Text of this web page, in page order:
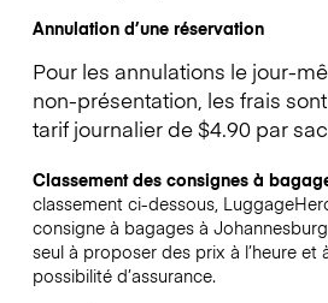
Annulation d’une réservation
Pour les annulations le jour-
non-présentation, les frais
tarif journalier de $4.90 par
Classement des consignes à
classement ci-dessous,
consigne à bagages à Johannesburg
seul à proposer des prix à l’heure et
possibilité d’assurance.